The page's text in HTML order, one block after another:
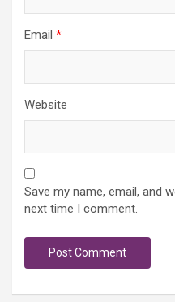
Email *
Website
Save my name, email, and
next time I comment.